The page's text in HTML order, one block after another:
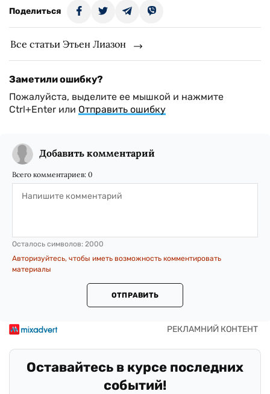
Поделиться
Все статьи Этьен Лиазон
Заметили ошибку?
Пожалуйста, выделите ее мышкой и нажмите
Ctrl+Enter или Отправить ошибку
Добавить комментарий
Всего комментариев: 0
Осталось символов: 2000
Авторизуйтесь, чтобы иметь возможность комментировать
материалы
ОТПРАВИТЬ
Оставайтесь в курсе последних
событий!